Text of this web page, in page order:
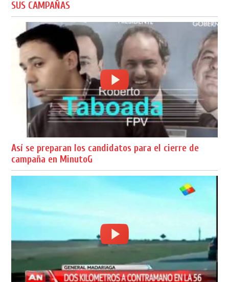
SUS CAMPAÑAS
Así se preparan los candidatos para el cierre de
campaña en MinutoG